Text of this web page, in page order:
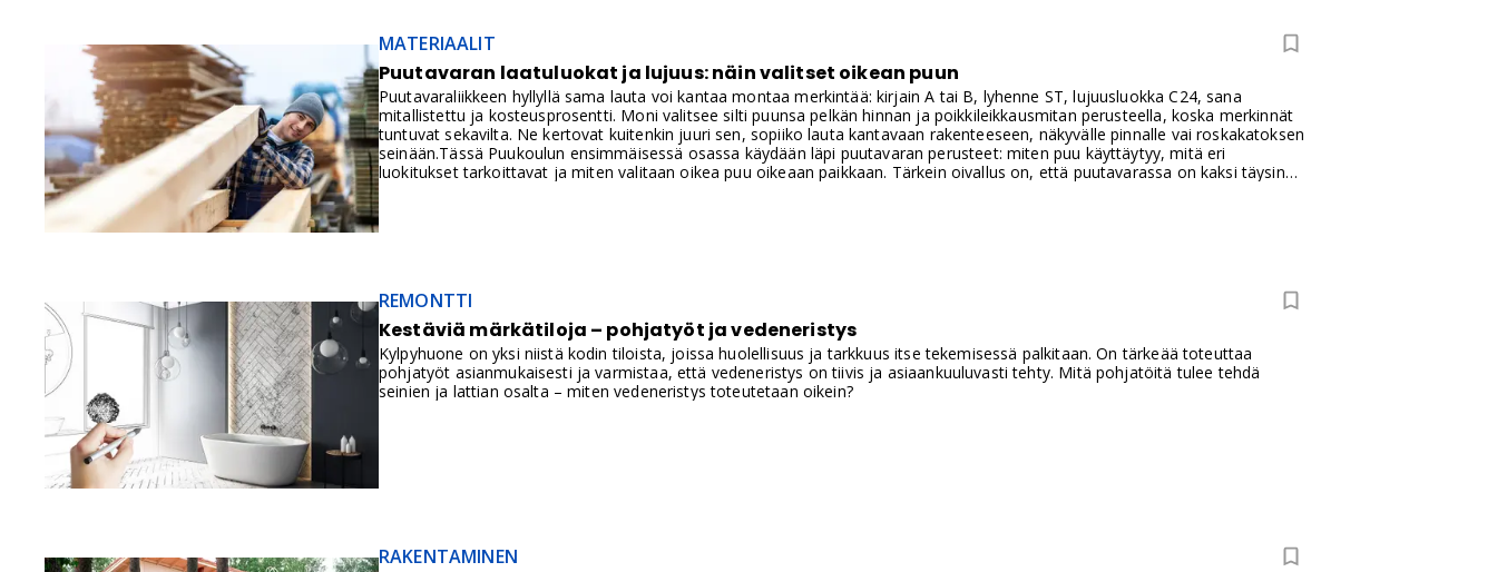
MATERIAALIT
Puutavaran laatuluokat ja lujuus: näin valitset oikean puun
Puutavaraliikkeen hyllyllä sama lauta voi kantaa montaa merkintää: kirjain A tai B, lyhenne ST, lujuusluokka C24, sana
mitallistettu ja kosteusprosentti. Moni valitsee silti puunsa pelkän hinnan ja poikkileikkausmitan perusteella, koska merkinnät
tuntuvat sekavilta. Ne kertovat kuitenkin juuri sen, sopiiko lauta kantavaan rakenteeseen, näkyvälle pinnalle vai roskakatoksen
seinään.Tässä Puukoulun ensimmäisessä osassa käydään läpi puutavaran perusteet: miten puu käyttäytyy, mitä eri
luokitukset tarkoittavat ja miten valitaan oikea puu oikeaan paikkaan. Tärkein oivallus on, että puutavarassa on kaksi täysin
REMONTTI
Kestäviä märkätiloja – pohjatyöt ja vedeneristys
Kylpyhuone on yksi niistä kodin tiloista, joissa huolellisuus ja tarkkuus itse tekemisessä palkitaan. On tärkeää toteuttaa
pohjatyöt asianmukaisesti ja varmistaa, että vedeneristys on tiivis ja asiaankuuluvasti tehty. Mitä pohjatöitä tulee tehdä
seinien ja lattian osalta – miten vedeneristys toteutetaan oikein?
RAKENTAMINEN